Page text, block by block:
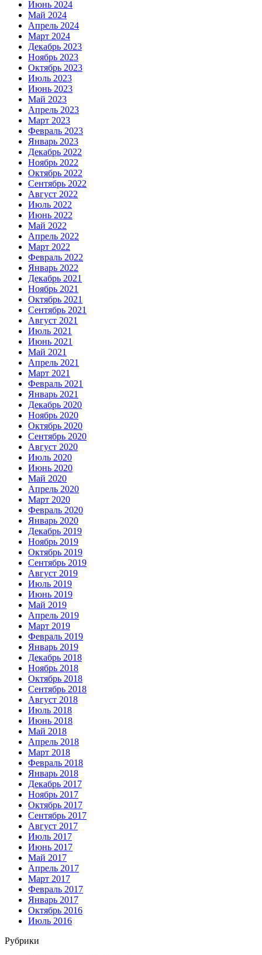
Июнь 2024
Май 2024
Апрель 2024
Март 2024
Декабрь 2023
Ноябрь 2023
Октябрь 2023
Июль 2023
Июнь 2023
Май 2023
Апрель 2023
Март 2023
Февраль 2023
Январь 2023
Декабрь 2022
Ноябрь 2022
Октябрь 2022
Сентябрь 2022
Август 2022
Июль 2022
Июнь 2022
Май 2022
Апрель 2022
Март 2022
Февраль 2022
Январь 2022
Декабрь 2021
Ноябрь 2021
Октябрь 2021
Сентябрь 2021
Август 2021
Июль 2021
Июнь 2021
Май 2021
Апрель 2021
Март 2021
Февраль 2021
Январь 2021
Декабрь 2020
Ноябрь 2020
Октябрь 2020
Сентябрь 2020
Август 2020
Июль 2020
Июнь 2020
Май 2020
Апрель 2020
Март 2020
Февраль 2020
Январь 2020
Декабрь 2019
Ноябрь 2019
Октябрь 2019
Сентябрь 2019
Август 2019
Июль 2019
Июнь 2019
Май 2019
Апрель 2019
Март 2019
Февраль 2019
Январь 2019
Декабрь 2018
Ноябрь 2018
Октябрь 2018
Сентябрь 2018
Август 2018
Июль 2018
Июнь 2018
Май 2018
Апрель 2018
Март 2018
Февраль 2018
Январь 2018
Декабрь 2017
Ноябрь 2017
Октябрь 2017
Сентябрь 2017
Август 2017
Июль 2017
Июнь 2017
Май 2017
Апрель 2017
Март 2017
Февраль 2017
Январь 2017
Октябрь 2016
Июль 2016
Рубрики